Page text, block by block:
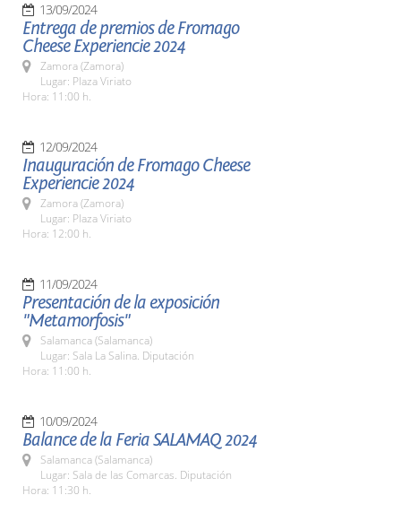
13/09/2024
Entrega de premios de Fromago
Cheese Experiencie 2024
Zamora (Zamora)
Lugar: Plaza Viriato
Hora: 11:00 h.
12/09/2024
Inauguración de Fromago Cheese
Experiencie 2024
Zamora (Zamora)
Lugar: Plaza Viriato
Hora: 12:00 h.
11/09/2024
Presentación de la exposición
"Metamorfosis"
Salamanca (Salamanca)
Lugar: Sala La Salina. Diputación
Hora: 11:00 h.
10/09/2024
Balance de la Feria SALAMAQ 2024
Salamanca (Salamanca)
Lugar: Sala de las Comarcas. Diputación
Hora: 11:30 h.